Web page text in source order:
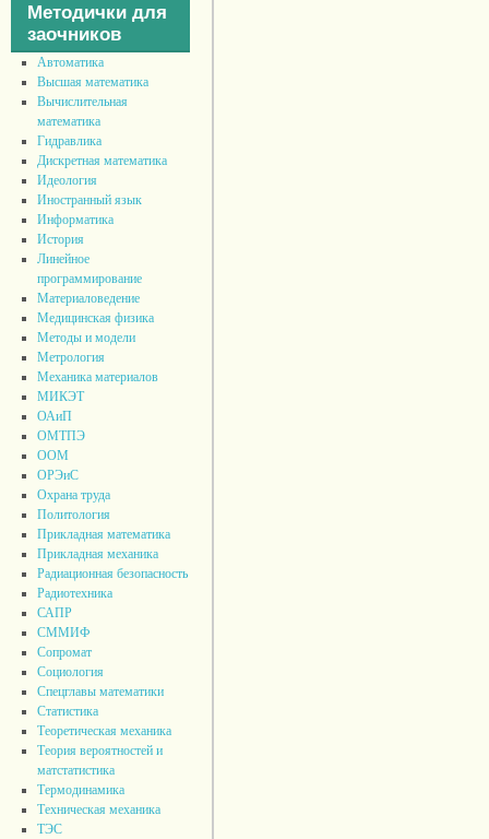
Методички для
заочников
Автоматика
Высшая математика
Вычислительная
математика
Гидравлика
Дискретная математика
Идеология
Иностранный язык
Информатика
История
Линейное
программирование
Материаловедение
Медицинская физика
Методы и модели
Метрология
Механика материалов
МИКЭТ
ОАиП
ОМТПЭ
ООМ
ОРЭиС
Охрана труда
Политология
Прикладная математика
Прикладная механика
Радиационная безопасность
Радиотехника
САПР
СММИФ
Сопромат
Социология
Спецглавы математики
Статистика
Теоретическая механика
Теория вероятностей и
матстатистика
Термодинамика
Техническая механика
ТЭС